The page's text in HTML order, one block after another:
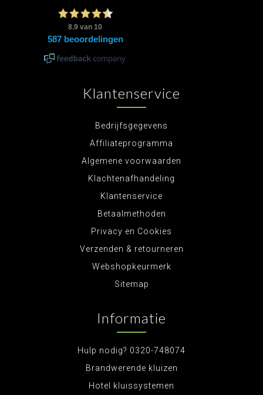
Klantenservice
Bedrijfsgegevens
Affiliateprogramma
Algemene voorwaarden
Klachtenafhandeling
Klantenservice
Betaalmethoden
Privacy en Cookies
Verzenden & retourneren
Webshopkeurmerk
Sitemap
Informatie
Hulp nodig? 0320-748074
Brandwerende kluizen
Hotel kluissystemen